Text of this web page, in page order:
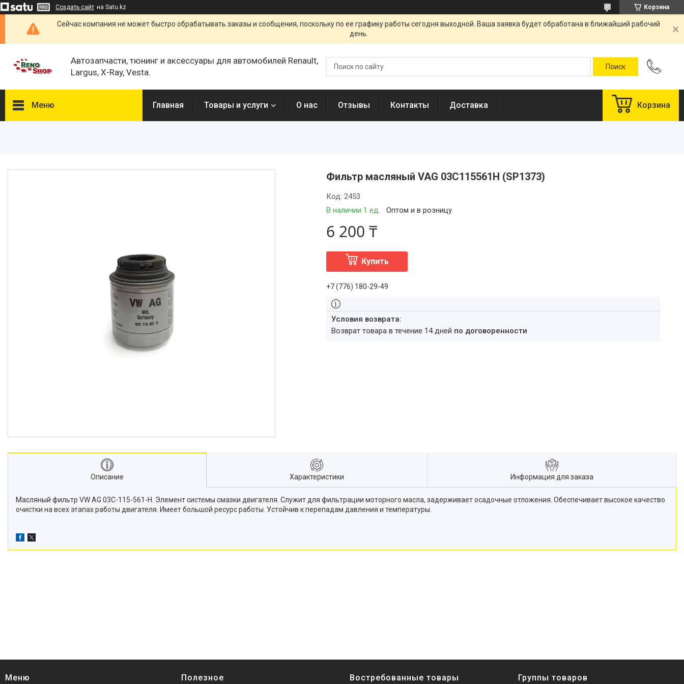
Создать сайт на Satu.kz Корзина
Сейчас компания не может быстро обрабатывать заказы и сообщения, поскольку по ее графику работы сегодня выходной. Ваша заявка будет обработана в ближайший рабочий
день.
Автозапчасти, тюнинг и аксессуары для автомобилей Renault,
Largus, X-Ray, Vesta.
Меню Главная Товары и услуги О нас Отзывы Контакты Доставка Корзина
Фильтр масляный VAG 03С115561H (SP1373)
В наличии 1 ед. Оптом и в розницу
Код:2453
6 200 ₸
Купить
+7 (776) 180-29-49
возврат товара в течение 14 дней по договоренности
Описание Характеристики Информация для заказа
Масляный фильтр VW AG 03C-115-561-H. Элемент системы смазки двигателя. Служит для фильтрации моторного масла, задерживает осадочные отложения. Обеспечивает высокое качество
очистки на всех этапах работы двигателя. Имеет большой ресурс работы. Устойчив к перепадам давления и температуры.
Меню Полезное Востребованные товары Группы товаров